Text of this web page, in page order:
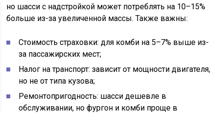
но шасси с надстройкой может потреблять на 10–15%
больше из-за увеличенной массы. Также важны:
Стоимость страховки: для комби на 5–7% выше из-
за пассажирских мест;
Налог на транспорт: зависит от мощности двигателя,
но не от типа кузова;
Ремонтопригодность: шасси дешевле в
обслуживании, но фургон и комби проще в